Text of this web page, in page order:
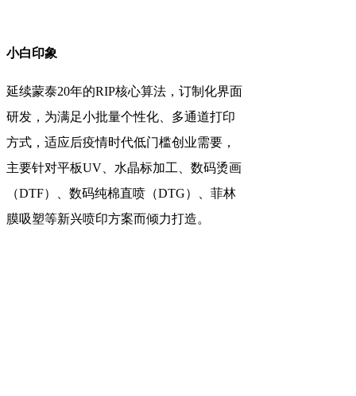
小白印象
延续蒙泰20年的RIP核心算法，订制化界面
研发，为满足小批量个性化、多通道打印
方式，适应后疫情时代低门槛创业需要，
主要针对平板UV、水晶标加工、数码烫画
（DTF）、数码纯棉直喷（DTG）、菲林
膜吸塑等新兴喷印方案而倾力打造。